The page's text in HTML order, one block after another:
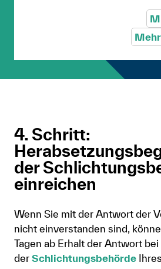
4. Schritt:
der
einreichen
Wenn Sie mit der Antwort der
nicht einverstanden sind,
Tagen ab Erhalt der Antwort bei
der Schlichtungsbehörde